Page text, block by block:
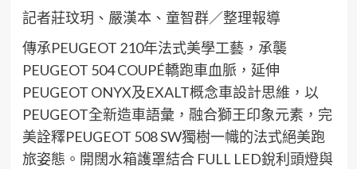
記者莊玟玥、嚴漢本、童智群／整理報導
傳承PEUGEOT 210年法式美學工藝，承襲
PEUGEOT 504 COUPÉ轎跑車血脈，延伸
PEUGEOT ONYX及EXALT概念車設計思維，以
PEUGEOT全新造車語彙，融合獅王印象元素，完
美詮釋PEUGEOT 508 SW獨樹一幟的法式絕美跑
旅姿態。開闊水箱護罩結合 FULL LED銳利頭燈與